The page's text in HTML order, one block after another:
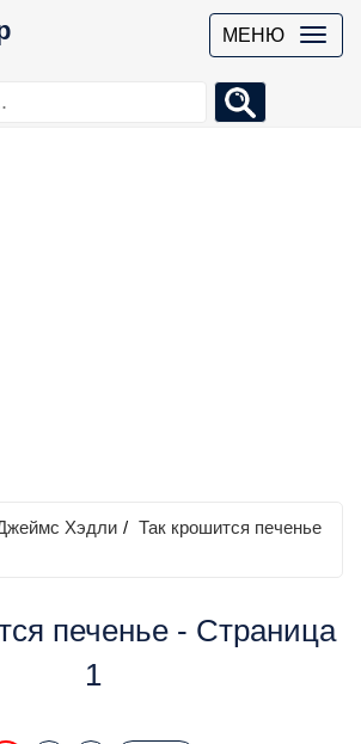
МЕНЮ
Хэдли / Так крошится печенье
печенье - Страница
1